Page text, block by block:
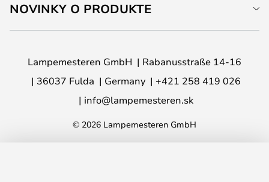
NOVINKY O PRODUKTE
Lampemesteren GmbH
Rabanusstraße 14-16
36037 Fulda
Germany
+421 258 419 026
info@lampemesteren.sk
© 2026 Lampemesteren GmbH